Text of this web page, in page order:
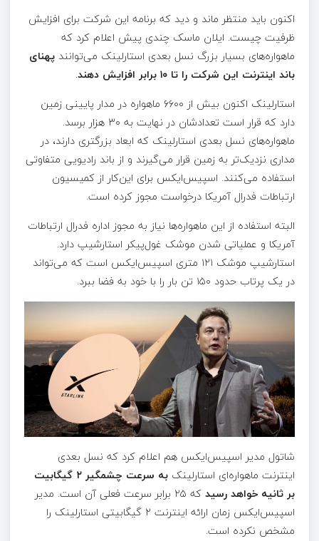
اکنون باید منتظر ماند و دید که برنامه این شرکت برای افزایش
ظرفیت چیست. ایلان ماسک چندی پیش اعلام کرد که
ماهواره‌های بسیار بزرگ نسل بعدی استارلینک می‌توانند پهنای
باند اینترنت این شرکت را تا ۱۰ برابر افزایش دهند
.
استارلینک اکنون بیش از ۶۶۰۰ ماهواره در مدار پایینی زمین
دارد که قرار است تعدادشان در نهایت به ۳۰ هزار برسد.
ماهواره‌های نسل بعدی استارلینک که ابعاد بزرگتری دارند، در
مداری نزدیک‌تر به زمین قرار می‌گیرند و از باند رادیویی متفاوتی
استفاده می‌کنند. اسپیس‌ایکس برای این‌کار از کمیسیون
ارتباطات فدرال آمریکا درخواست مجوز کرده است.
البته استفاده از این ماهواره‌ها نیاز به مجوز اداره فدرال ارتباطات
آمریکا و عملیاتی شدن موشک غول‌پیکر استارشیپ دارد.
استارشیپ موشک ۱۲۱ متری اسپیس‌ایکس است که می‌تواند
در یک پرتاب حدود ۱۵۰ تن بار را با خود به فضا ببرد.
شاتول مدیر اسپیس‌ایکس هم اعلام کرد که نسل بعدی
اینترنت ماهواره‌ای استارلینک
به سرعت چشمگیر ۲ گیگابیت
بر ثانیه خواهد رسید
که ۲۵ برابر سرعت فعلی آن است. مدیر
اسپیس‌ایکس زمان ارائه اینترنت ۲ گیگابیتی استارلینک را
مشخص نکرده است.